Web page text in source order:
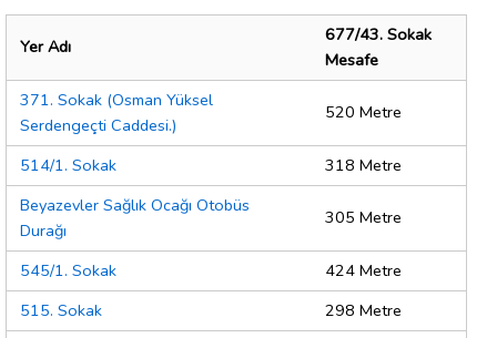
Yer Adı
677/43. Sokak
Mesafe
371. Sokak (Osman Yüksel
Serdengeçti Caddesi.)
520 Metre
514/1. Sokak
318 Metre
Beyazevler Sağlık Ocağı Otobüs
Durağı
305 Metre
545/1. Sokak
424 Metre
515. Sokak
298 Metre